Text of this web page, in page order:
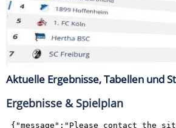
Aktuelle Ergebnisse, Tabellen und
Ergebnisse & Spielplan